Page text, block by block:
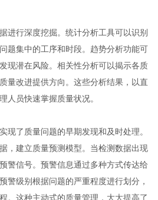
行深度挖掘。统计分析工具可以识别
题集中的工序和时段。趋势分析功能可
现潜在风险。相关性分析可以揭示各质
量改进提供方向。这些分析结果，以直
人员快速掌握质量状况。
了质量问题的早期发现和及时处理。
，建立质量预测模型。当检测数据出现
警信号。预警信息通过多种方式传达给
警级别根据问题的严重程度进行划分，
。这种主动式的质量管理，大大提高了